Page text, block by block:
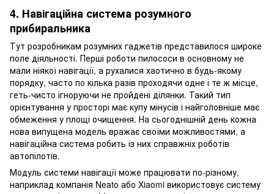
4. Навігаційна система розумного
прибиральника
Тут розробникам розумних гаджетів представилося широке
поле діяльності. Перші роботи пилососи в основному не
мали ніякої навігації, а рухалися хаотично в будь-якому
порядку, часто по кілька разів проходячи одне і те ж місце,
геть-чисто ігноруючи не пройдені ділянки. Такий тип
орієнтування у просторі має купу мінусів і найголовніше має
обмеження у площі очищення. На сьогоднішній день кожна
нова випущена модель вражає своїми можливостями, а
навігаційна система робить із них справжніх роботів
автопілотів.
Модуль системи навігації може працювати по-різному,
наприклад компанія Neato або Xiaomi використовує систему